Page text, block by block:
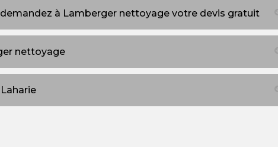
à Lamberger nettoyage votre devis gratuit
nettoyage